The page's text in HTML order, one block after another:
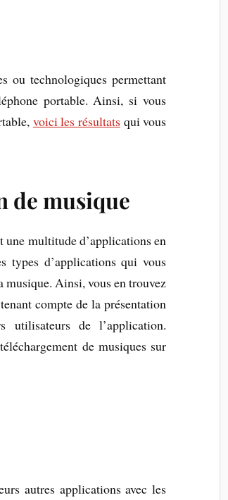
ou technologiques permettant
portable. Ainsi, si vous
voici les résultats qui vous
de musique
une multitude d’applications en
types d’applications qui vous
musique. Ainsi, vous en trouvez
compte de la présentation
utilisateurs de l’application.
de musiques sur
autres applications avec les